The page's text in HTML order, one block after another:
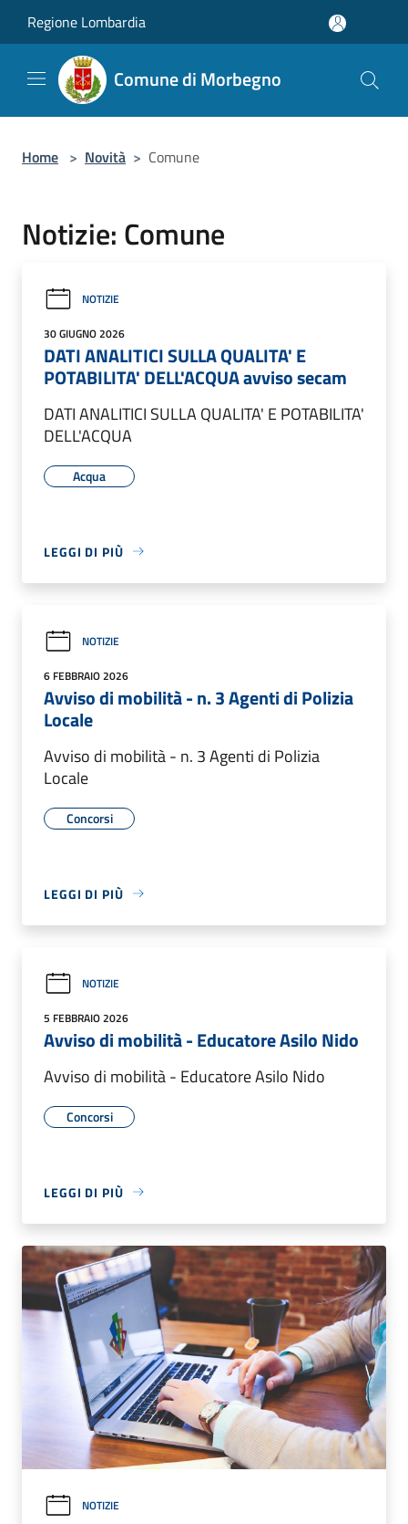
Regione Lombardia
Comune di Morbegno
Home > Novità > Comune
Notizie: Comune
NOTIZIE
30 GIUGNO 2026
DATI ANALITICI SULLA QUALITA' E
POTABILITA' DELL'ACQUA avviso secam
DATI ANALITICI SULLA QUALITA' E POTABILITA'
DELL'ACQUA
Acqua
LEGGI DI PIÙ
NOTIZIE
6 FEBBRAIO 2026
Avviso di mobilità - n. 3 Agenti di Polizia
Locale
Avviso di mobilità - n. 3 Agenti di Polizia
Locale
Concorsi
LEGGI DI PIÙ
NOTIZIE
5 FEBBRAIO 2026
Avviso di mobilità - Educatore Asilo Nido
Avviso di mobilità - Educatore Asilo Nido
Concorsi
LEGGI DI PIÙ
NOTIZIE